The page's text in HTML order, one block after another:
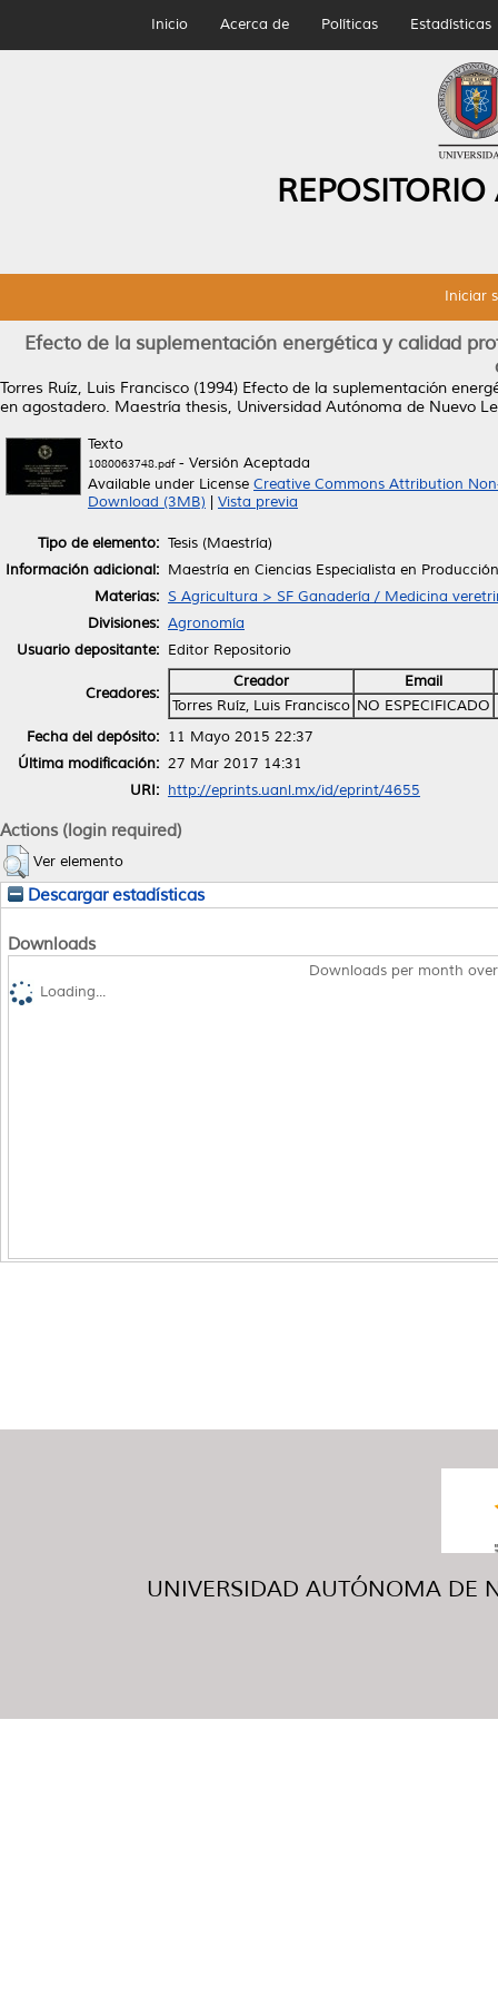
Inicio Acerca de Políticas Estadísticas
Iniciar
Efecto de la suplementación energética y calidad
Torres Ruíz, Luis Francisco (1994) Efecto de la suplementación
en agostadero. Maestría thesis, Universidad Autónoma de Nuevo
Texto
1080063748.pdf- Versión Aceptada
Available under License Creative Commons Attribution
Download (3MB)
Vista previa
Tipo de elemento: Tesis (Maestría)
Información adicional: Maestría en Ciencias Especialista en
Materias: S Agricultura > SF Ganadería / Medicina
Divisiones: Agronomía
Usuario depositante: Editor Repositorio
Creadores:
Creador
Email
Torres Ruíz, Luis Francisco NO ESPECIFICADO
Fecha del depósito: 11 Mayo 2015 22:37
Última modificación: 27 Mar 2017 14:31
URI: http://eprints.uanl.mx/id/eprint/4655
Actions (login required)
Ver elemento
Descargar estadísticas
Downloads
Downloads per month
Loading...
UNIVERSIDAD AUTÓNOMA DE